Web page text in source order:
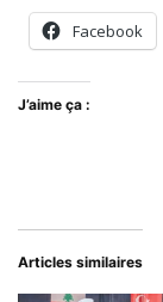
Facebook
J’aime ça :
Articles similaires